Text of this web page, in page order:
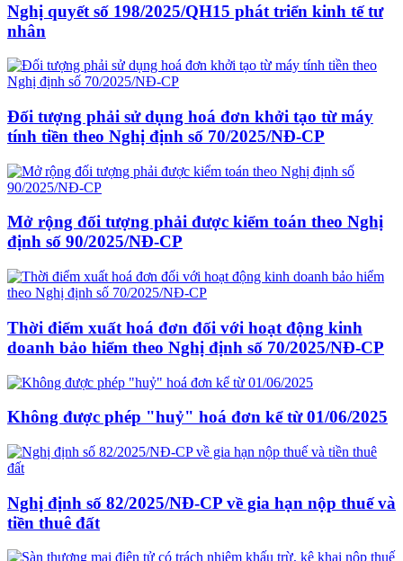
Nghị quyết số 198/2025/QH15 phát triển kinh tế tư
nhân
Đối tượng phải sử dụng hoá đơn khởi tạo từ máy
tính tiền theo Nghị định số 70/2025/NĐ-CP
Mở rộng đối tượng phải được kiểm toán theo Nghị
định số 90/2025/NĐ-CP
Thời điểm xuất hoá đơn đối với hoạt động kinh
doanh bảo hiểm theo Nghị định số 70/2025/NĐ-CP
Không được phép "huỷ" hoá đơn kể từ 01/06/2025
Nghị định số 82/2025/NĐ-CP về gia hạn nộp thuế và
tiền thuê đất